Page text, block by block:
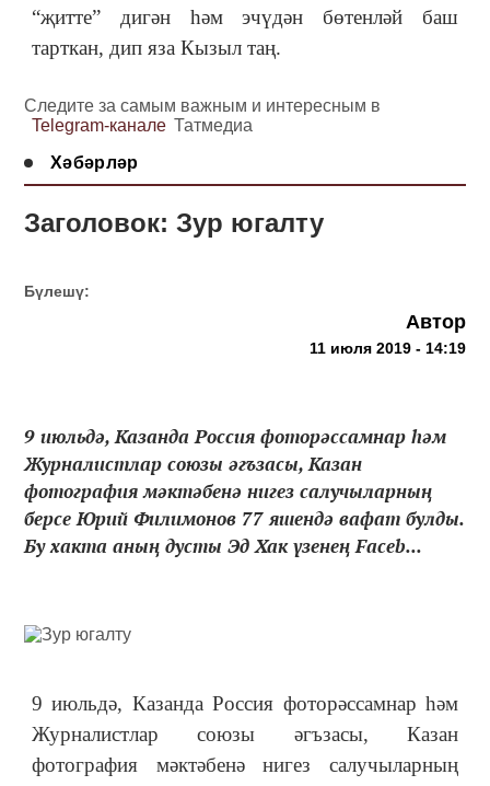
“җитте” дигән һәм эчүдән бөтенләй баш
тарткан, дип яза Кызыл таң.
Следите за самым важным и интересным в
Telegram-канале Татмедиа
Хәбәрләр
Заголовок: Зур югалту
Бүлешү:
Автор
11 июля 2019 - 14:19
9 июльдә, Казанда Россия фоторәссамнар һәм
Журналистлар союзы әгъзасы, Казан
фотография мәктәбенә нигез салучыларның
берсе Юрий Филимонов 77 яшендә вафат булды.
Бу хакта аның дусты Эд Хак үзенең Faceb...
9 июльдә, Казанда Россия фоторәссамнар һәм
Журналистлар союзы әгъзасы, Казан
фотография мәктәбенә нигез салучыларның